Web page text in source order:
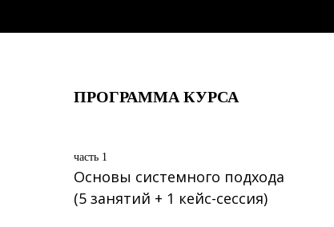
ПРОГРАММА КУРСА
часть 1
Основы системного подхода
(5 занятий + 1 кейс-сессия)